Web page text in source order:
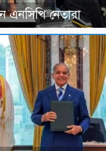
এনসিপি নেতারা